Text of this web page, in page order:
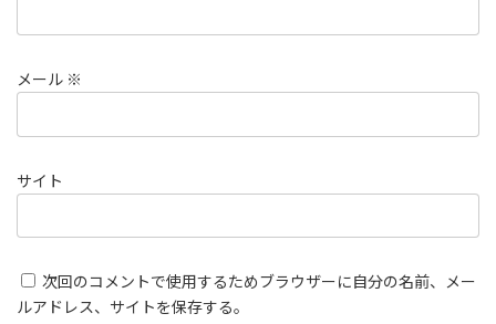
メール ※
サイト
次回のコメントで使用するためブラウザーに自分の名前、メー
ルアドレス、サイトを保存する。